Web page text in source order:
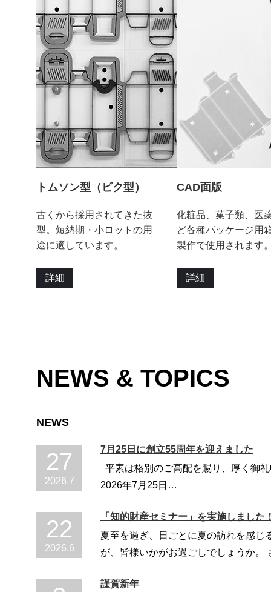
トムソン型（ビク型）
古くから採用されてきた抜
型。短納期・小ロットの用
途に適しています。
詳細
CAD面版
化粧品、菓子類、医
ど各種パッケージ用
製作で使用されます
詳細
NEWS & TOPICS
NEWS
27
2026.7
7月25日に創立55周年を迎えました
平素は格別のご高配を賜り、厚く御
2026年7月25日…
22
2026.6
「知的財産セミナー」を実施しました
夏至を過ぎ、日ごとに夏の訪れを感じ
が、皆様いかがお過ごしでしょうか。
謹賀新年